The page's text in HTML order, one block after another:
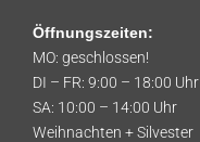
Öffnungszeiten:
MO: geschlossen!
DI – FR: 9:00 – 18:00 Uhr
SA: 10:00 – 14:00 Uhr
Weihnachten + Silvester